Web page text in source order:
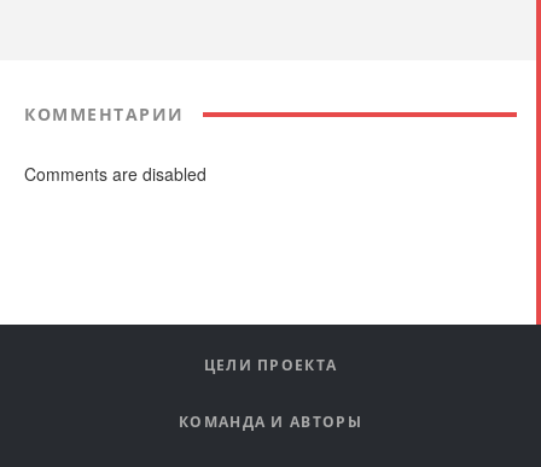
КОММЕНТАРИИ
Comments are disabled
ЦЕЛИ ПРОЕКТА
КОМАНДА И АВТОРЫ